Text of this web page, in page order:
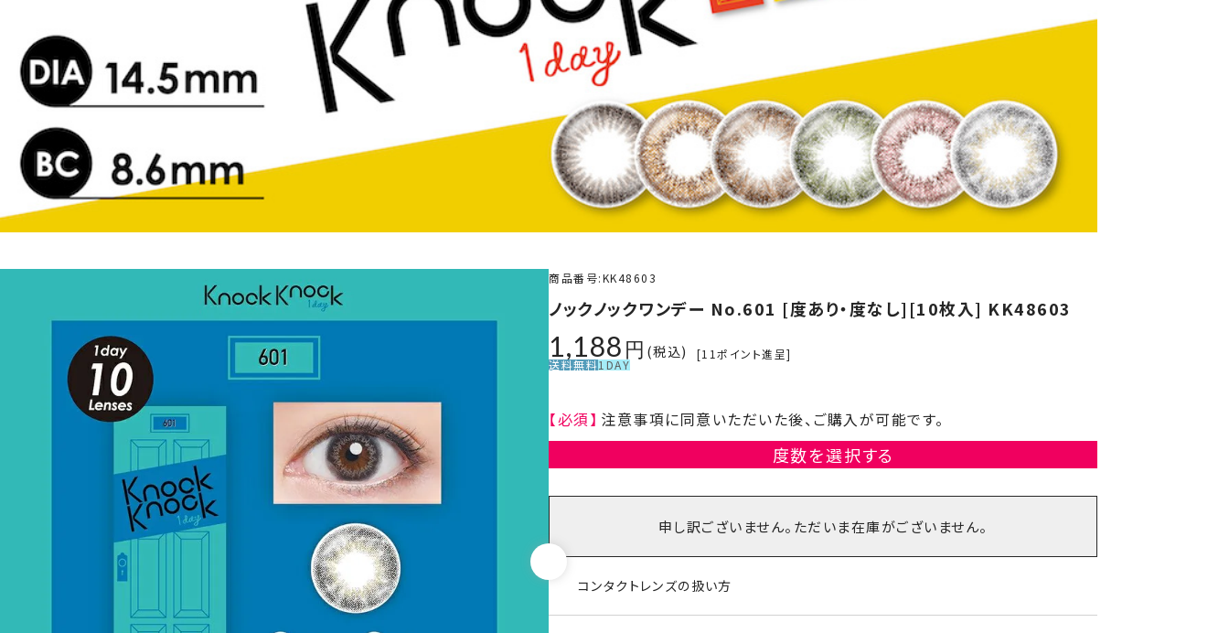
商品番号 KK48603
ノックノックワンデー No.601 [度あり・度なし][10枚入] KK48603
1,188 税込 [11 ポイント進呈]
送料無料1DAY
【必須】 注意事項に同意いただいた後、ご購入が可能です。
度数を選択する
申し訳ございません。ただいま在庫がございません。
コンタクトレンズの扱い方